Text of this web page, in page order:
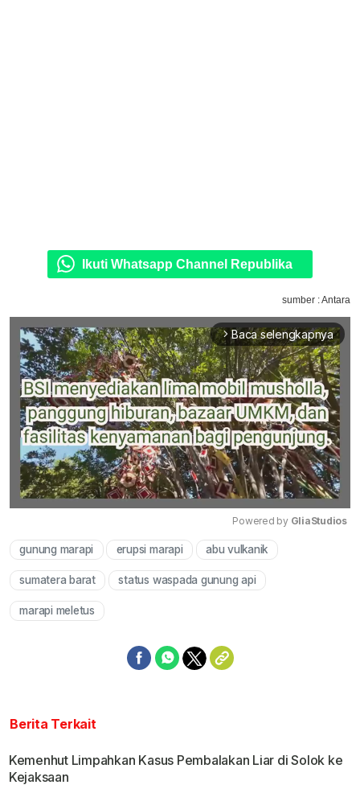
Ikuti Whatsapp Channel Republika
sumber : Antara
arrow_forward_ios Baca selengkapnya
Powered by GliaStudios
gunung marapi erupsi marapi abu vulkanik
sumatera barat status waspada gunung api
marapi meletus
Berita Terkait
Kemenhut Limpahkan Kasus Pembalakan Liar di Solok ke
Kejaksaan